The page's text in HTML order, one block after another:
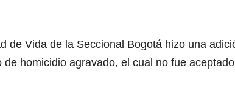
de Vida de la Seccional Bogotá hizo una
homicidio agravado, el cual no fue